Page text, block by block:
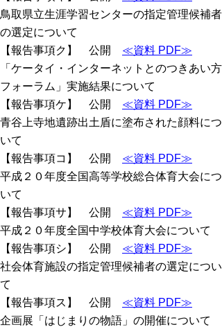
鳥取県立生涯学習センターの指定管理候補者
の選定について
【報告事項ク】 公開 ≪資料 PDF≫
「ケータイ・インターネットとのつきあい方
フォーラム」実施結果について
【報告事項ケ】 公開 ≪資料 PDF≫
青谷上寺地遺跡出土盾に塗布された顔料につ
いて
【報告事項コ】 公開 ≪資料 PDF≫
平成２０年度全国高等学校総合体育大会につ
いて
【報告事項サ】 公開 ≪資料 PDF≫
平成２０年度全国中学校体育大会について
【報告事項シ】 公開 ≪資料 PDF≫
社会体育施設の指定管理候補者の選定につい
て
【報告事項ス】 公開 ≪資料 PDF≫
企画展「はじまりの物語」の開催について